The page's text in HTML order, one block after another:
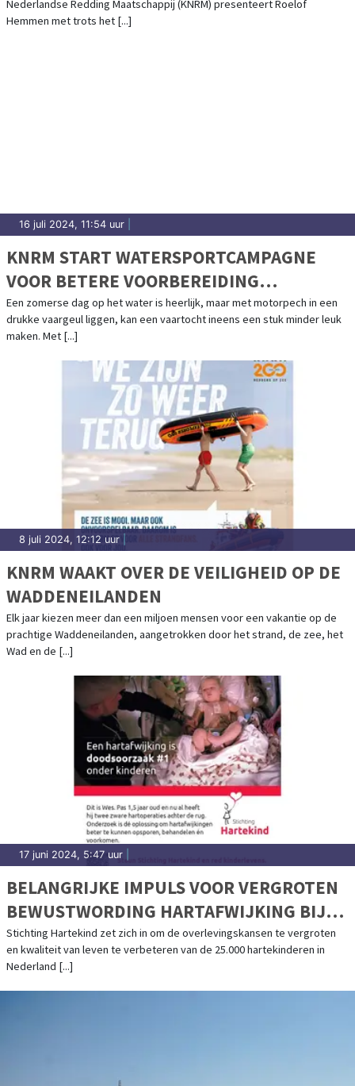
Nederlandse Redding Maatschappij (KNRM) presenteert Roelof
Hemmen met trots het [...]
16 juli 2024, 11:54 uur
KNRM START WATERSPORTCAMPAGNE
VOOR BETERE VOORBEREIDING
WATERSPORTERS: IEDEREEN VEILIG HET
WATER OP!
Een zomerse dag op het water is heerlijk, maar met motorpech in een
drukke vaargeul liggen, kan een vaartocht ineens een stuk minder leuk
maken. Met [...]
8 juli 2024, 12:12 uur
KNRM WAAKT OVER DE VEILIGHEID OP DE
WADDENEILANDEN
Elk jaar kiezen meer dan een miljoen mensen voor een vakantie op de
prachtige Waddeneilanden, aangetrokken door het strand, de zee, het
Wad en de [...]
17 juni 2024, 5:47 uur
BELANGRIJKE IMPULS VOOR VERGROTEN
BEWUSTWORDING HARTAFWIJKING BIJ
KINDEREN
Stichting Hartekind zet zich in om de overlevingskansen te vergroten
en kwaliteit van leven te verbeteren van de 25.000 hartekinderen in
Nederland [...]